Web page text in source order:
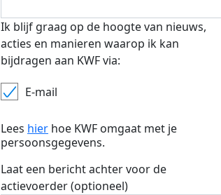
Ik blijf graag op de hoogte van nieuws,
acties en manieren waarop ik kan
bijdragen aan KWF via:
E-mail
Lees hier hoe KWF omgaat met je
persoonsgegevens.
Laat een bericht achter voor de
actievoerder (optioneel)